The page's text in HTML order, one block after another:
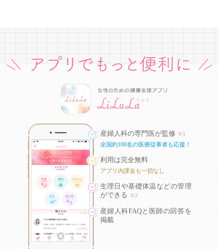
産婦人科の専門医が監修 ※1
全国約100名の医療従事者も応援！
利用は完全無料
アプリ内課金も一切なし
生理日や基礎体温などの管理
ができる
※2
産婦人科FAQと医師の回答を
掲載